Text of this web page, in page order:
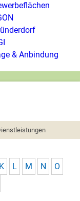
& Anbindung
K L M N
O